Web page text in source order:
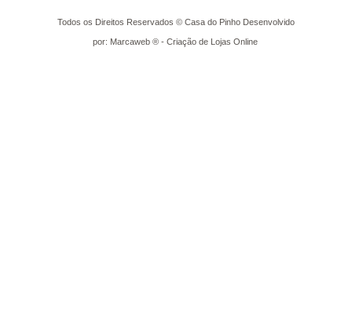
Todos os Direitos Reservados © Casa do Pinho Desenvolvido
por: Marcaweb ® - Criação de Lojas Online